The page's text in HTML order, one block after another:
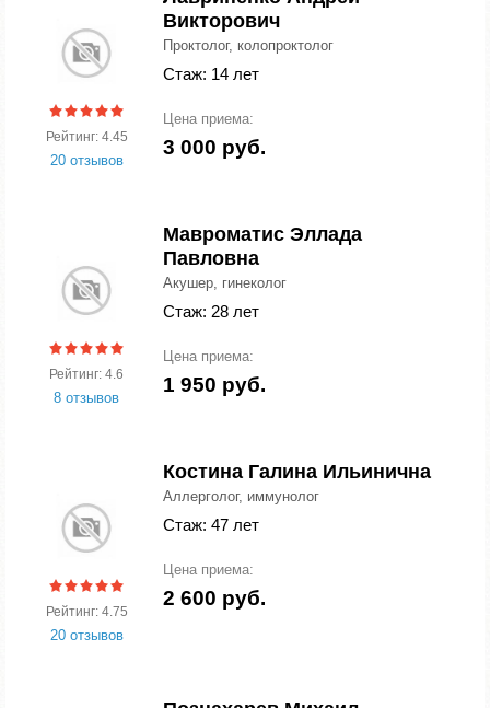
Рейтинг: 4.45
20 отзывов
Викторович
Проктолог, колопроктолог
Стаж: 14 лет
Цена приема:
3 000 руб.
Рейтинг: 4.6
8 отзывов
Мавроматис Эллада
Павловна
Акушер, гинеколог
Стаж: 28 лет
Цена приема:
1 950 руб.
Рейтинг: 4.75
20 отзывов
Костина Галина Ильинична
Аллерголог, иммунолог
Стаж: 47 лет
Цена приема:
2 600 руб.